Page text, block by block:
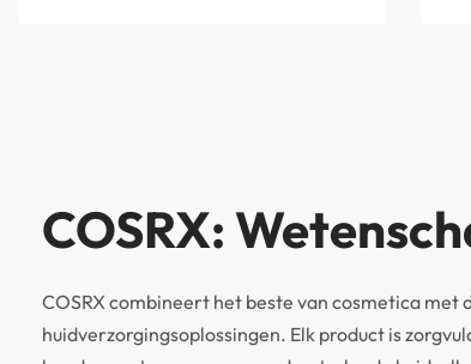
COSRX:
COSRX combineert het beste van cosmetica
huidverzorgingsoplossingen. Elk product is